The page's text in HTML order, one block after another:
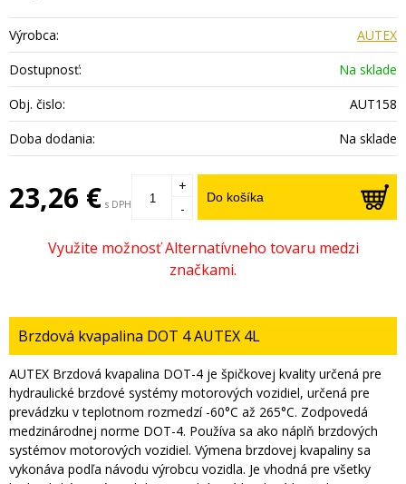
Výrobca:
AUTEX
Dostupnosť:
Na sklade
Obj. čislo:
AUT158
Doba dodania:
Na sklade
23,26 € s DPH Do košíka
+
-
Brzdová kvapalina DOT 4 AUTEX 4L
AUTEX Brzdová kvapalina DOT-4 je špičkovej kvality určená pre
hydraulické brzdové systémy motorových vozidiel, určená pre
prevádzku v teplotnom rozmedzí -60°C až 265°C. Zodpovedá
medzinárodnej norme DOT-4. Používa sa ako náplň brzdových
systémov motorových vozidiel. Výmena brzdovej kvapaliny sa
vykonáva podľa návodu výrobcu vozidla. Je vhodná pre všetky